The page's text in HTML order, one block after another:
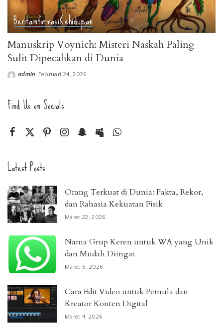
BeritainformasiKehidupan
Manuskrip Voynich: Misteri Naskah Paling
Sulit Dipecahkan di Dunia
Posted
admin Februari 24, 2026
Find Us on Socials
Latest Posts
Orang Terkuat di Dunia: Fakta, Rekor,
dan Rahasia Kekuatan Fisik
Maret 22, 2026
Nama Grup Keren untuk WA yang Unik
dan Mudah Diingat
Maret 5, 2026
Cara Edit Video untuk Pemula dan
Kreator Konten Digital
Maret 4, 2026